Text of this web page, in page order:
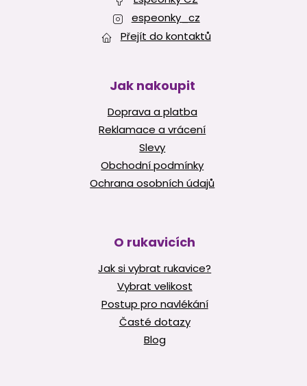
espeonky_cz
Přejít do kontaktů
Jak nakoupit
Doprava a platba
Reklamace a vrácení
Slevy
Obchodní podmínky
Ochrana osobních údajů
O rukavicích
Jak si vybrat rukavice?
Vybrat velikost
Postup pro navlékání
Časté dotazy
Blog